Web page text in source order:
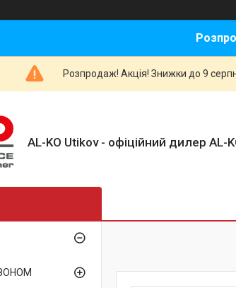
Розпродаж! Акція! Знижки до 9
AL-KO Utikov - офіційний дилер AL-